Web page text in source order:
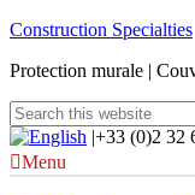
Construction Specialties
Protection murale |
|+33 (0)2 32
Menu